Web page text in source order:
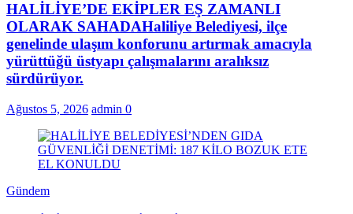
HALİLİYE’DE EKİPLER EŞ ZAMANLI
OLARAK SAHADAHaliliye Belediyesi, ilçe
genelinde ulaşım konforunu artırmak amacıyla
yürüttüğü üstyapı çalışmalarını aralıksız
sürdürüyor.
Ağustos 5, 2026 admin 0
Gündem